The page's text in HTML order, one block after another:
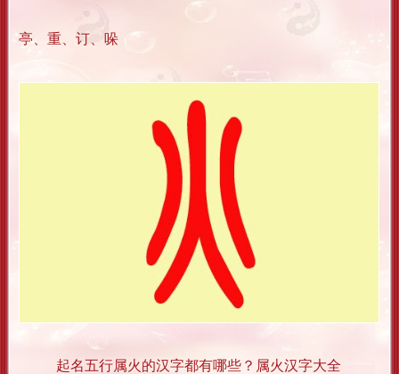
亭、重、订、哚
起名五行属火的汉字都有哪些？属火汉字大全